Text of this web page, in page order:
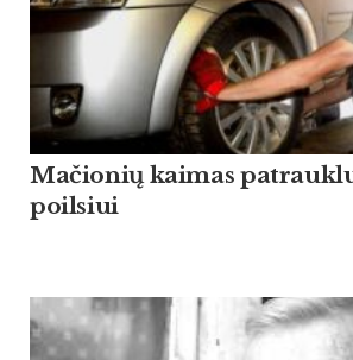
Mačionių kaimas
poilsiui